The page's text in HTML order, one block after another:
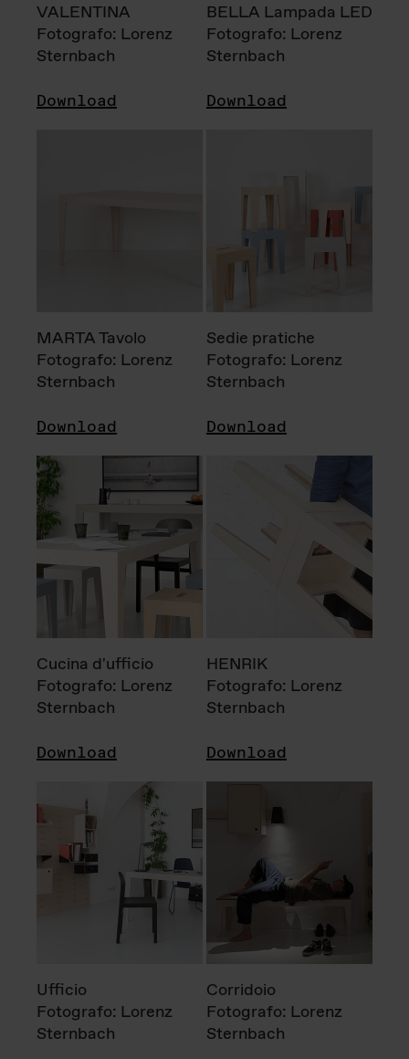
VALENTINA
Fotografo: Lorenz
Sternbach
Download
BELLA Lampada LED
Fotografo: Lorenz
Sternbach
Download
MARTA Tavolo
Fotografo: Lorenz
Sternbach
Download
Sedie pratiche
Fotografo: Lorenz
Sternbach
Download
Cucina d'ufficio
Fotografo: Lorenz
Sternbach
Download
HENRIK
Fotografo: Lorenz
Sternbach
Download
Ufficio
Fotografo: Lorenz
Sternbach
Corridoio
Fotografo: Lorenz
Sternbach